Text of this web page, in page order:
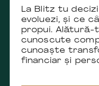
La Blitz tu
evoluezi, și ce
propui. Alătură-
cunoscute
cunoaște
financiar și